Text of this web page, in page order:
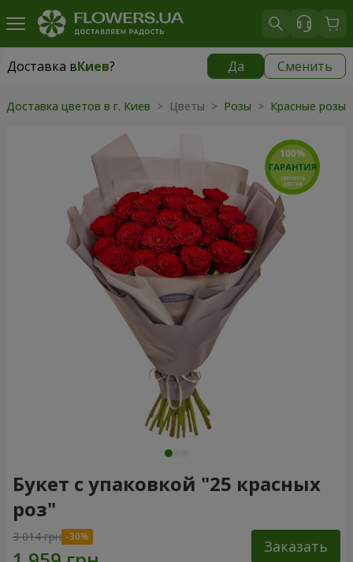
Доставка вКиев? Да Сменить
Доставка вКиев
Доставка цветов в г. Киев > Цветы > Розы > Красные розы
Букет с упаковкой "25 красных
роз"
3 014 грн
Заказать